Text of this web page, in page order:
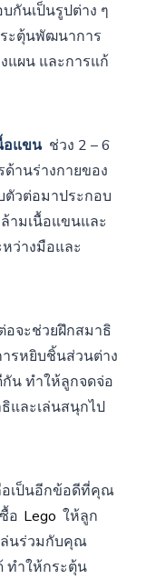
กันเป็นรูปต่าง ๆ
ะตุ้นพัฒนาการ
แผน และการแก้
อแขน ช่วง 2 – 6
านร่างกายของ
ตัวต่อมาประกอบ
ามเนื้อแขนและ
ว่างมือและ
อจะช่วยฝึกสมาธิ
ารหยิบชิ้นส่วนต่าง
น ทำให้ลูกจดจ่อ
และเล่นสนุกไป
เป็นอีกข้อดีที่คุณ
อ Lego ให้ลูก
ล่นร่วมกับคุณ
ทำให้กระตุ้น